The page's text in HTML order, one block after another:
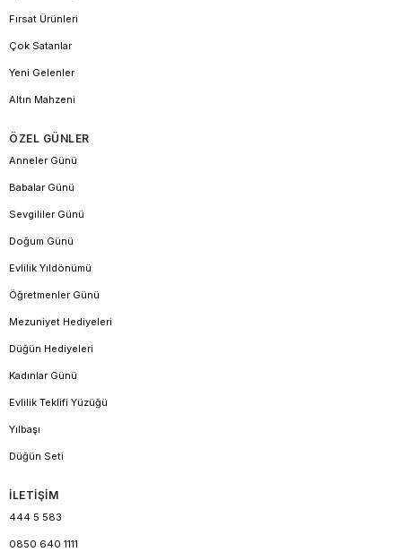
Fırsat Ürünleri
Çok Satanlar
Yeni Gelenler
Altın Mahzeni
ÖZEL GÜNLER
Anneler Günü
Babalar Günü
Sevgililer Günü
Doğum Günü
Evlilik Yıldönümü
Öğretmenler Günü
Mezuniyet Hediyeleri
Düğün Hediyeleri
Kadınlar Günü
Evlilik Teklifi Yüzüğü
Yılbaşı
Düğün Seti
İLETİŞİM
444 5 583
0850 640 1111